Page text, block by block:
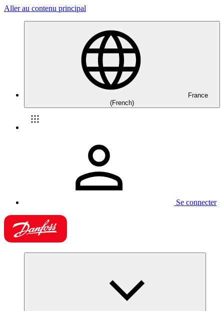
Aller au contenu principal
France
(French)
Se connecter